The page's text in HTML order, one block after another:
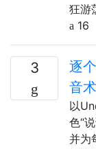
狂游
16
3
逐
音
以
色“
并为